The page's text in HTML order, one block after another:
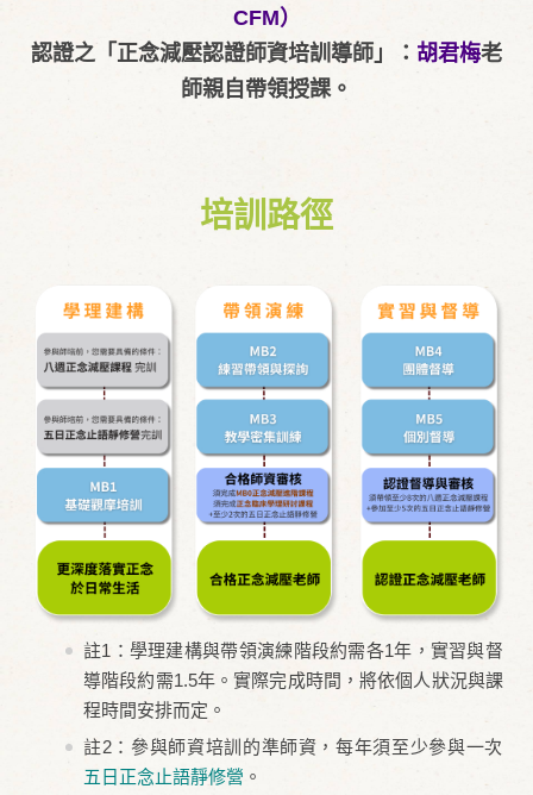
CFM）
認證之「正念減壓認證師資培訓導師」： 胡君梅老
師親自帶領授課。
培訓路徑
註1：學理建構與帶領演練階段約需各1年，實習與督
導階段約需1.5年。實際完成時間，將依個人狀況與課
程時間安排而定。
註2：參與師資培訓的準師資，每年須至少參與一次
五日正念止語靜修營 。